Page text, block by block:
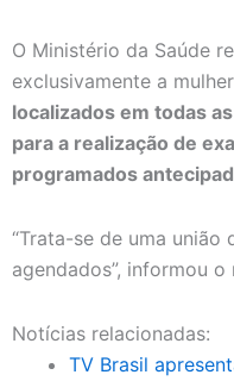
O Ministério da Saúde
exclusivamente a
localizados em todas
para a realização de
programados
“Trata-se de uma
agendados”, informou
Notícias relacionadas:
TV Brasil